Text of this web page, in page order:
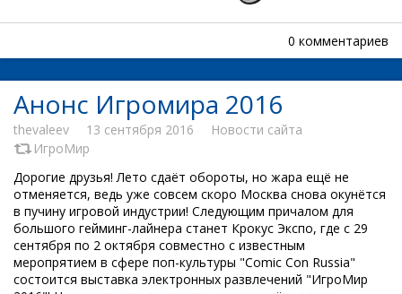
0 комментариев
Анонс Игромира 2016
thevaleev 13 сентября 2016
Новости сайта
ИгроМир
Дорогие друзья! Лето сдаёт обороты, но жара ещё не
отменяется, ведь уже совсем скоро Москва снова окунётся
в пучину игровой индустрии! Следующим причалом для
большого гейминг-лайнера станет Крокус Экспо, где с 29
сентября по 2 октября совместно с известным
меропрятием в сфере поп-культуры "Comic Con Russia"
состоится выставка электронных развлечений "ИгроМир